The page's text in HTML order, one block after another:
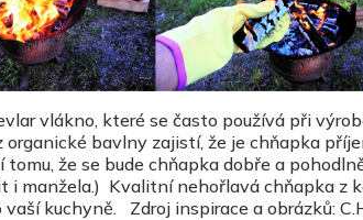
vlákno, které se často používá při
organické bavlny zajistí, že je chňapka
tomu, že se bude chňapka dobře a
i manžela.) Kvalitní nehořlavá chňapka z
kuchyně. Zdroj inspirace a obrázků: